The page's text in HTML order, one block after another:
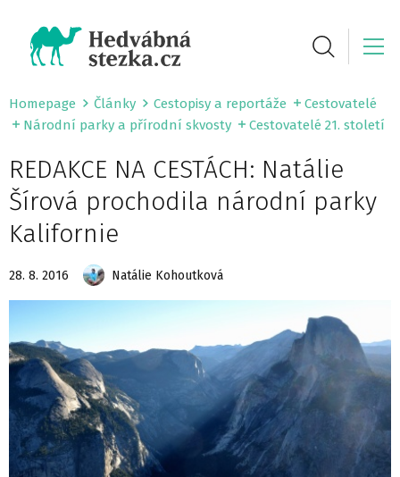
Homepage Články Cestopisy a reportáže
Cestovatelé
Národní parky a přírodní skvosty
Cestovatelé 21. století
REDAKCE NA CESTÁCH: Natálie
Šírová prochodila národní parky
Kalifornie
28. 8. 2016 Natálie Kohoutková